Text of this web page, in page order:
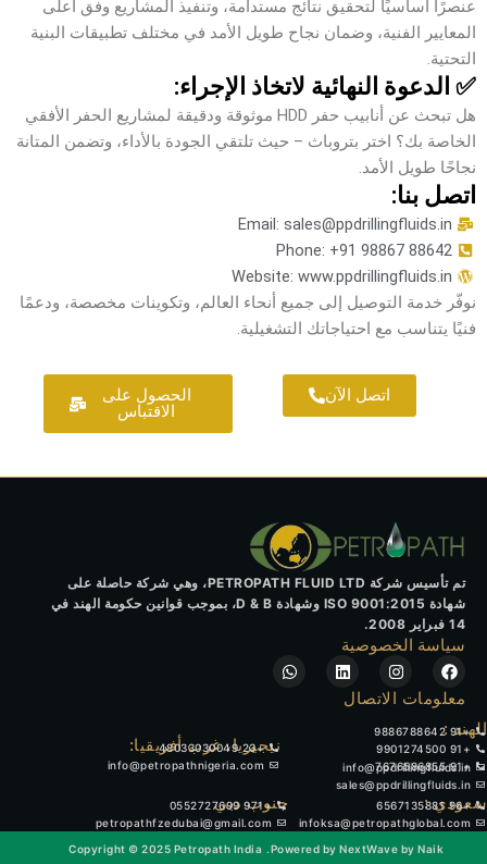
عنصرًا أساسيًا لتحقيق نتائج مستدامة، وتنفيذ المشاريع وفق أعلى
المعايير الفنية، وضمان نجاح طويل الأمد في مختلف تطبيقات البنية
التحتية.
✅ الدعوة النهائية لاتخاذ الإجراء:
هل تبحث عن أنابيب حفر HDD موثوقة ودقيقة لمشاريع الحفر الأفقي
الخاصة بك؟ اختر بتروباث – حيث تلتقي الجودة بالأداء، وتضمن المتانة
نجاحًا طويل الأمد.
اتصل بنا:
Email: sales@ppdrillingfluids.in
Phone: +91 98867 88642
Website: www.ppdrillingfluids.in
نوفّر خدمة التوصيل إلى جميع أنحاء العالم، وتكوينات مخصصة، ودعمًا
فنيًا يتناسب مع احتياجاتك التشغيلية.
اتصل الآن
الحصول على
الاقتباس
تم تأسيس شركة PETROPATH FLUID LTD، وهي شركة حاصلة على
شهادة ISO 9001:2015 وشهادة D & B، بموجب قوانين حكومة الهند في
14 فبراير 2008.
سياسة الخصوصية
F
a
c
b
o
o
k
I
n
s
a
g
r
a
m
L
i
i
n
W
h
معلومات الاتصال
الهند :
+91 9886788642
+91 9901274500
+91 7676586855
info@ppdrillingfluids.in
sales@ppdrillingfluids.in
نيجيريا، غرب أفريقيا:
+23 48033030049
info@petropathnigeria.com
سعودي :
+96 6567135881
infoksa@petropathglobal.com
جنوب دبي
+971 0552727699
petropathfzedubai@gmail.com
Powered by NextWave by Naik.
Copyright © 2025 Petropath India